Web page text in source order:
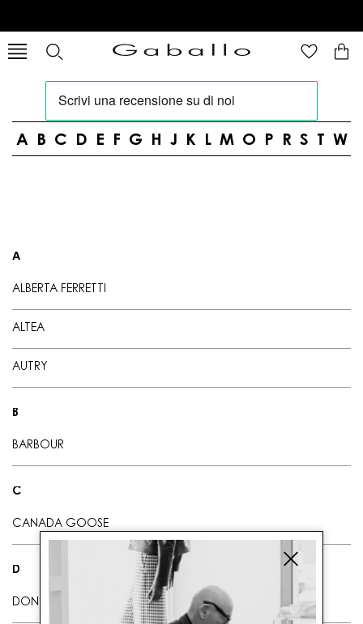
A B C D E F G H J K L M O P R S T W
A
ALBERTA FERRETTI
ALTEA
AUTRY
B
BARBOUR
C
CANADA GOOSE
D
DONDUP